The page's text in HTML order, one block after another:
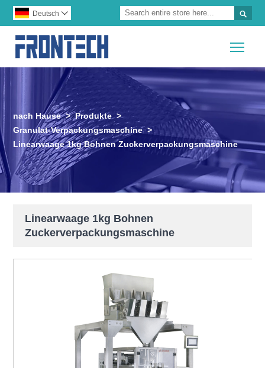

Deutsch 
nach Hause > Produkte >
Granulat-Verpackungsmaschine >
Linearwaage 1kg Bohnen Zuckerverpackungsmaschine
Linearwaage 1kg Bohnen
Zuckerverpackungsmaschine